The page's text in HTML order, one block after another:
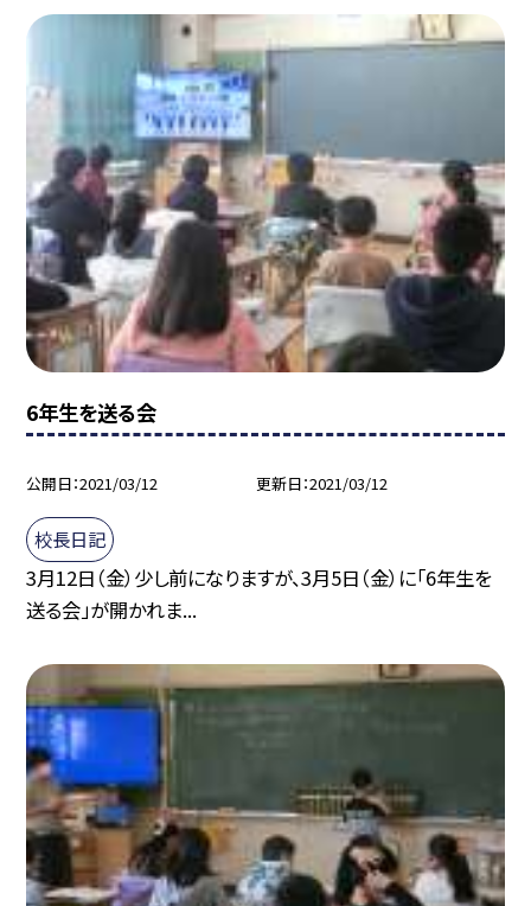
6年生を送る会
公開日 2021/03/12 更新日 2021/03/12
校長日記
3月12日（金）少し前になりますが、3月5日（金）に「6年生を
送る会」が開かれま...